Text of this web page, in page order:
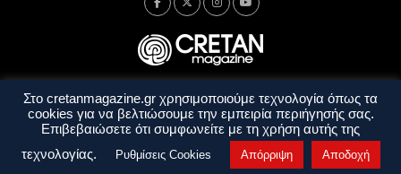
Ταυτότητα Πολιτική Απορρήτου
Όροι Χρήσης
Όροι και Προϋποθέσεις
Στο cretanmagazine.gr χρησιμοποιούμε τεχνολογία όπως τα
cookies για να βελτιώσουμε την εμπειρία περιήγησής σας.
Επιβεβαιώσετε ότι συμφωνείτε με τη χρήση αυτής της
τεχνολογίας.
Ρυθμίσεις Cookies Απόρριψη Αποδοχή